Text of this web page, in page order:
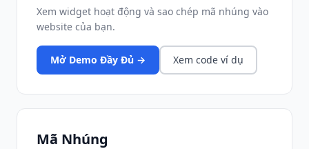
Xem widget hoạt động và sao chép mã nhúng vào
website của bạn.
Mở Demo Đầy Đủ → Xem code ví dụ
Mã Nhúng